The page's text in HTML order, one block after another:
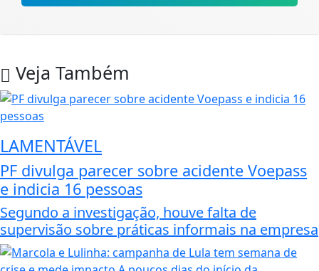
Veja Também
LAMENTÁVEL
PF divulga parecer sobre acidente Voepass
e indicia 16 pessoas
Segundo a investigação, houve falta de
supervisão sobre práticas informais na empresa